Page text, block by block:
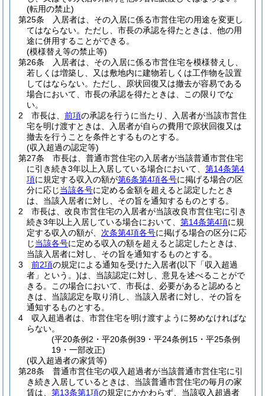
(転用の禁止)
第25条
入居者は、その入居に係る市営住宅の用途を変更し
てはならない。 ただし、市長の承認を得たときは、他の用
途に併用することができる。
(模様替え等の禁止等)
第26条
入居者は、その入居に係る市営住宅を模様替えし、
若しくは増築し、又は敷地内に建物若しくは工作物を設置
してはならない。 ただし、原状回復又は撤去が容易である
場合において、市長の承認を得たときは、この限りでな
い。
2
市長は、 前項の承認を行うに当たり、入居者が当該市営住
宅を明け渡すときは、入居者が自らの費用で原状回復又は
撤去を行うことを条件とするものとする。
(収入超過の認定等)
第27条
市長は、普通市営住宅の入居者が当該普通市営住宅
に引き続き3年以上入居している場合において、 第14条第4
項に規定する収入の額が第6条第4項各号に掲げる場合の区
分に応じ当該各号に定める金額を超えると認定したとき
は、当該入居者に対し、その旨を通知するものとする。
2
市長は、改良市営住宅の入居者が当該改良市営住宅に引き
続き3年以上入居している場合において、 第14条第4項に規
定する収入の額が、 次条第4項各号に掲げる場合の区分に応
じ当該各号に定める収入の額を超えると認定したときは、
当該入居者に対し、その旨を通知するものとする。
3
前2項の規定による通知を受けた入居者(以下「収入超過
者」という。)は、当該認定に対し、意見を述べることがで
きる。
この場合において、市長は、必要があると認めると
きは、当該認定を取り消し、当該入居者に対し、その旨を
通知するものとする。
4
収入超過者は、市営住宅を明け渡すように努めなければな
らない。
(平20条例2・平20条例39・平24条例15・平25条例
19・一部改正)
(収入超過者の家賃等)
第28条
普通市営住宅の収入超過者が当該普通市営住宅に引
き続き入居しているときは、当該普通市営住宅の毎月の家
賃は、 第13条第1項の規定にかかわらず、当該収入超過者